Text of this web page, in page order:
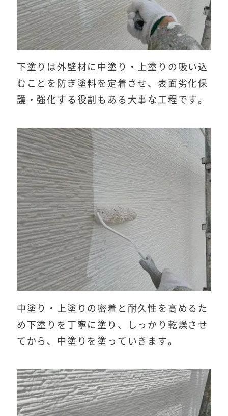
下塗りは外壁材に中塗り・上塗りの吸い込
むことを防ぎ塗料を定着させ、表面劣化保
護・強化する役割もある大事な工程です。
中塗り・上塗りの密着と耐久性を高めるた
め下塗りを丁寧に塗り、しっかり乾燥させ
てから、中塗りを塗っていきます。